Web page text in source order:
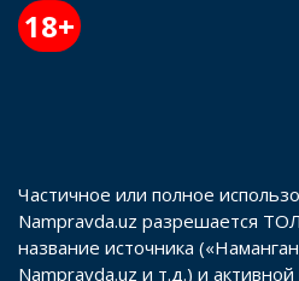
18+
Частичное или полное
Nampravda.uz разрешается
название источника
Nampravda.uz и т.д.) и активной